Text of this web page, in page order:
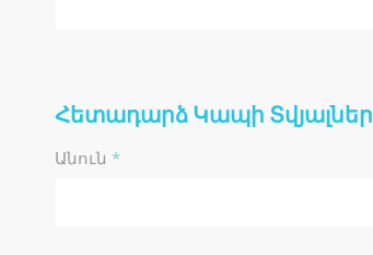
Հետադարձ Կապի Տվյալներ
Անուն *